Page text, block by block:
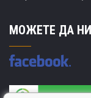
МОЖЕТЕ ДА